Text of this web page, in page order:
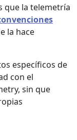
que la telemetría
la hace
específicos de
con el
sin que